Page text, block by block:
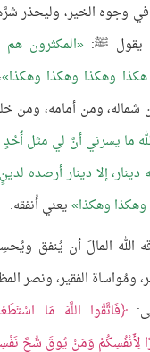
في وجوه الخير، وليحذر
يقول ﷺ:
المكثرون هم
هكذا وهكذا وهكذا وهكذا
شماله، ومن أمامه، ومن
ما يسرني أنَّ لي مثل أُحُدٍ
دينار، إلا دينار أرصده
وهكذا وهكذا يعني أُنفقه.
الله المالَ أن يُنفق
ومُواساة الفقير، ونصر
فَاتَّقُوا اللَّهَ مَا
لِأَنْفُسِكُمْ وَمَنْ يُوقَ شُحَّ